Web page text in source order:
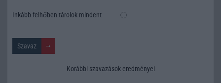
Inkább felhőben tárolok mindent
Korábbi szavazások eredményei